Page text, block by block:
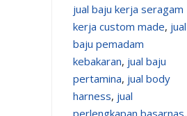
jual baju kerja seragam
kerja custom made, jual
baju pemadam
kebakaran, jual baju
pertamina, jual body
harness, jual